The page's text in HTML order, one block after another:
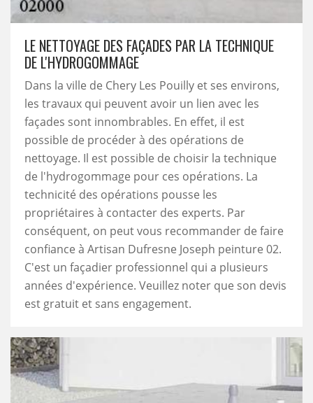
LE NETTOYAGE DES FAÇADES PAR LA TECHNIQUE
DE L'HYDROGOMMAGE
Dans la ville de Chery Les Pouilly et ses environs,
les travaux qui peuvent avoir un lien avec les
façades sont innombrables. En effet, il est
possible de procéder à des opérations de
nettoyage. Il est possible de choisir la technique
de l'hydrogommage pour ces opérations. La
technicité des opérations pousse les
propriétaires à contacter des experts. Par
conséquent, on peut vous recommander de faire
confiance à Artisan Dufresne Joseph peinture 02.
C'est un façadier professionnel qui a plusieurs
années d'expérience. Veuillez noter que son devis
est gratuit et sans engagement.